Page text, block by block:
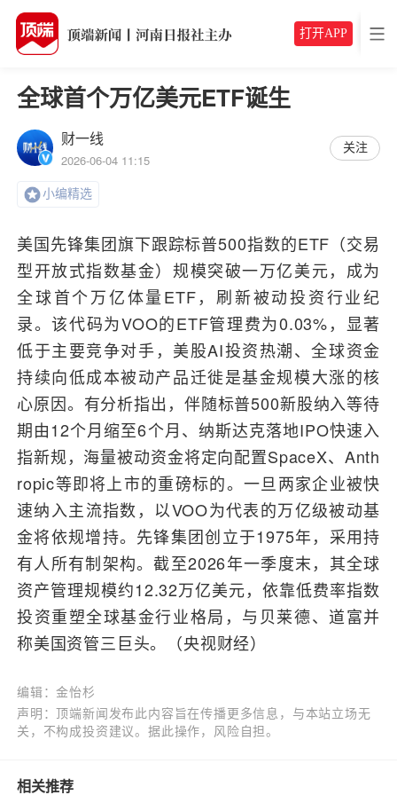
打开APP
全球首个万亿美元ETF诞生
财一线
2026-06-04 11:15
关注
小编精选
美国先锋集团旗下跟踪标普500指数的ETF（交易
型开放式指数基金）规模突破一万亿美元，成为
全球首个万亿体量ETF，刷新被动投资行业纪
录。该代码为VOO的ETF管理费为0.03%，显著
低于主要竞争对手，美股AI投资热潮、全球资金
持续向低成本被动产品迁徙是基金规模大涨的核
心原因。有分析指出，伴随标普500新股纳入等待
期由12个月缩至6个月、纳斯达克落地IPO快速入
指新规，海量被动资金将定向配置SpaceX、Anth
ropic等即将上市的重磅标的。一旦两家企业被快
速纳入主流指数，以VOO为代表的万亿级被动基
金将依规增持。先锋集团创立于1975年，采用持
有人所有制架构。截至2026年一季度末，其全球
资产管理规模约12.32万亿美元，依靠低费率指数
投资重塑全球基金行业格局，与贝莱德、道富并
称美国资管三巨头。（央视财经）
编辑：金怡杉
声明：顶端新闻发布此内容旨在传播更多信息，与本站立场无
关，不构成投资建议。据此操作，风险自担。
相关推荐